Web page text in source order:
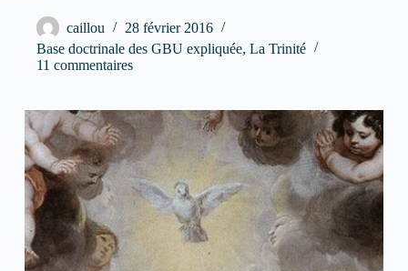
caillou
28 février 2016
Base doctrinale des GBU expliquée, La Trinité
11 commentaires